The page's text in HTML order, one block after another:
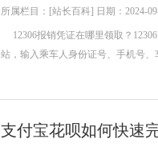
所属栏目：[站长百科] 日期：2024-
12306报销凭证在哪里领取？
站，输入乘车人身份证号、手机号
支付宝花呗如何快速